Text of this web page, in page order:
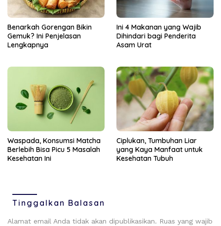
Benarkah Gorengan Bikin
Gemuk? Ini Penjelasan
Lengkapnya
Ini 4 Makanan yang Wajib
Dihindari bagi Penderita
Asam Urat
Waspada, Konsumsi Matcha
Berlebih Bisa Picu 5 Masalah
Kesehatan Ini
Ciplukan, Tumbuhan Liar
yang Kaya Manfaat untuk
Kesehatan Tubuh
Tinggalkan Balasan
Alamat email Anda tidak akan dipublikasikan. Ruas yang wajib